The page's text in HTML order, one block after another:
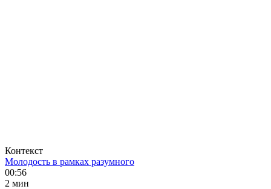
Контекст
Молодость в рамках разумного
00:56
2 мин